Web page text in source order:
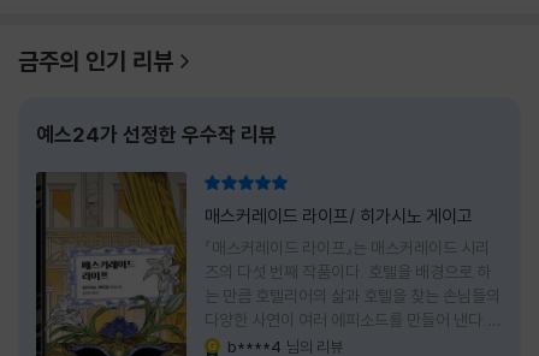
금주의 인기 리뷰
예스24가 선정한 우수작 리뷰
매스커레이드 라이프/ 히가시노 게이고
『매스커레이드 라이프』는 매스커레이드 시리
즈의 다섯 번째 작품이다. 호텔을 배경으로 하
는 만큼 호텔리어의 삶과 호텔을 찾는 손님들의
다양한 사연이 여러 에피소드를 만들어 낸다.
주인공은 호텔리어로서의 완벽함을 꿈꾸는 야
b****4 님의 리뷰